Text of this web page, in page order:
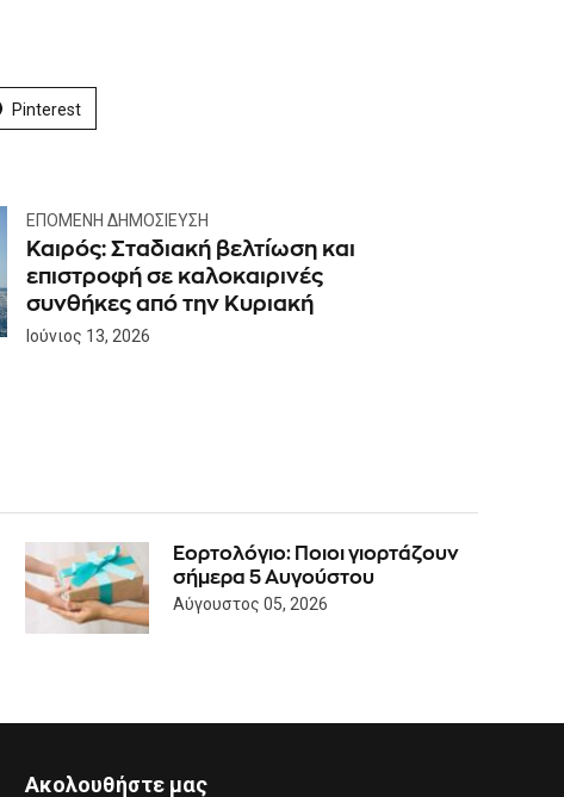
Pinterest
ΕΠΌΜΕΝΗ ΔΗΜΟΣΊΕΥΣΗ
Καιρός: Σταδιακή βελτίωση και
επιστροφή σε καλοκαιρινές
συνθήκες από την Κυριακή
Ιούνιος 13, 2026
Εορτολόγιο: Ποιοι γιορτάζουν
σήμερα 5 Αυγούστου
Αύγουστος 05, 2026
Ακολουθήστε μας